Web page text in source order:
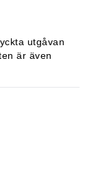
utgåvan
är även